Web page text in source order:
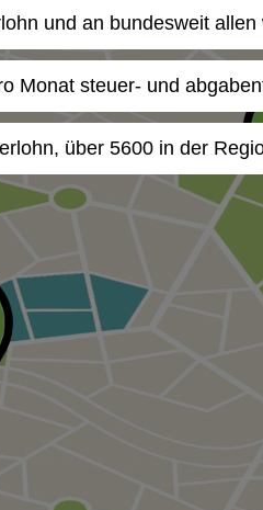
und an bundesweit
Monat steuer- und
über 5600 in der